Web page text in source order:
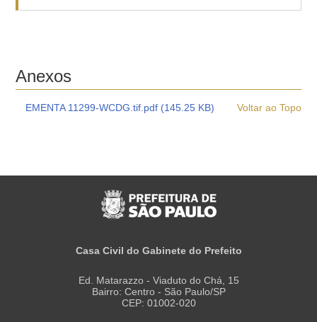
Anexos
Voltar ao Topo
EMENTA 11299-WCDG.tif.pdf (145.25 KB)
Casa Civil do Gabinete do Prefeito
Ed. Matarazzo - Viaduto do Chá, 15
Bairro: Centro - São Paulo/SP
CEP: 01002-020